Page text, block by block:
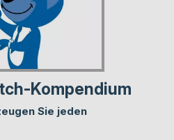
Kompendium
Sie jeden